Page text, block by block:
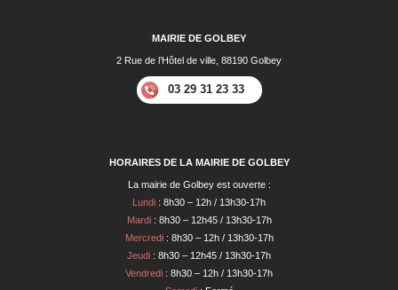
MAIRIE DE GOLBEY
2 Rue de l’Hôtel de ville, 88190 Golbey
03 29 31 23 33
HORAIRES DE LA MAIRIE DE GOLBEY
La mairie de Golbey est ouverte :
Lundi : 8h30 – 12h / 13h30-17h
Mardi: 8h30 – 12h45 / 13h30-17h
Mercredi: 8h30 – 12h / 13h30-17h
Jeudi : 8h30 – 12h45 / 13h30-17h
Vendredi : 8h30 – 12h / 13h30-17h